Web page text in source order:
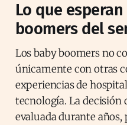
Lo que
boomers del
Los baby boomers no
únicamente con otras
experiencias de
tecnología. La decisión
evaluada durante